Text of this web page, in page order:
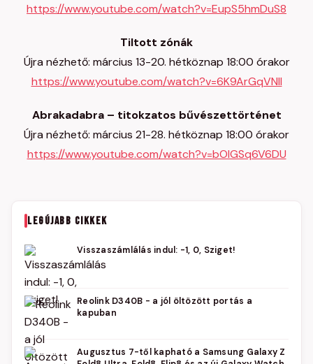
https://www.youtube.com/watch?v=EupS5hmDuS8
Tiltott zónák
Újra nézhető: március 13-20. hétköznap 18:00 órakor
https://www.youtube.com/watch?v=6K9ArGqVNlI
Abrakadabra – titokzatos bűvészettörténet
Újra nézhető: március 21-28. hétköznap 18:00 órakor
https://www.youtube.com/watch?v=bOlGSq6V6DU
LEGÚJABB CIKKEK
Visszaszámlálás indul: -1, 0, Sziget!
Reolink D340B - a jól öltözött portás a
kapuban
Augusztus 7-től kapható a Samsung Galaxy Z